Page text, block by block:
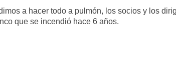
a hacer todo a pulmón, los socios y los
que se incendió hace 6 años.